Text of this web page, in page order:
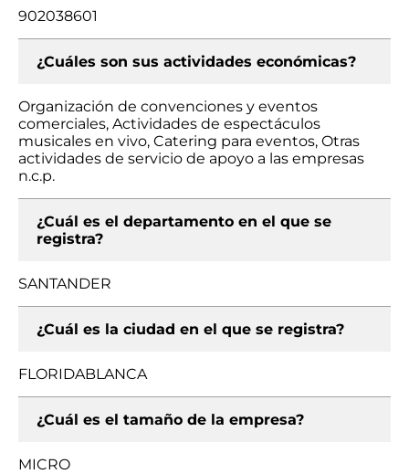
902038601
¿Cuáles son sus actividades económicas?
Organización de convenciones y eventos
comerciales, Actividades de espectáculos
musicales en vivo, Catering para eventos, Otras
actividades de servicio de apoyo a las empresas
n.c.p.
¿Cuál es el departamento en el que se
registra?
SANTANDER
¿Cuál es la ciudad en el que se registra?
FLORIDABLANCA
¿Cuál es el tamaño de la empresa?
MICRO